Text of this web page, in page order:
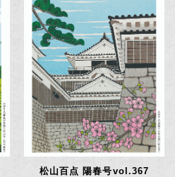
松山百点 陽春号vol.367